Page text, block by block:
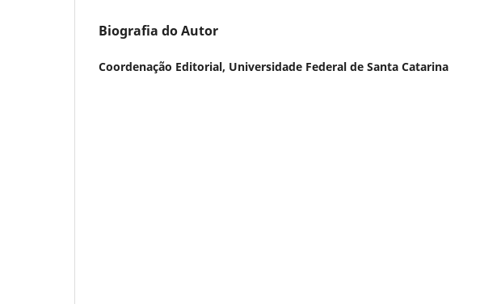
Biografia do Autor
Coordenação Editorial, Universidade Federal de Santa Catarina